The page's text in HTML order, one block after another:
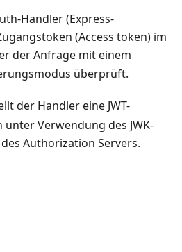
Handler (Express-
(Access token) im
der Anfrage mit einem
überprüft.
der Handler eine JWT-
Verwendung des JWK-
des Authorization Servers.